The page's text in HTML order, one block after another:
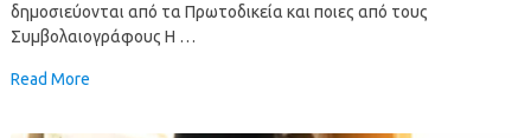
δημοσιεύονται από τα Πρωτοδικεία και ποιες από τους
Συμβολαιογράφους Η …
Read More